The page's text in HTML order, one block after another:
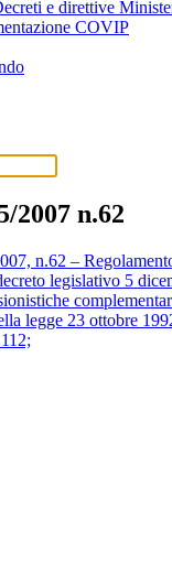
e direttive
COVIP
2007 n.62
n.62 –
legislativo 5
legge 23 ottobre